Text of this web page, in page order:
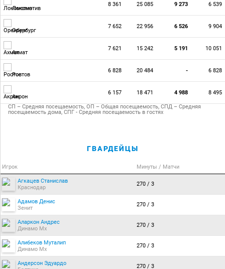
Локомотив
8 361 25 085 9 273 6 539
Оренбург
7 652 22 956 6 526 9 904
Ахмат
7 621 15 242 5 191 10 051
Ростов
6 828 20 484 - 6 828
Акрон
6 157 18 471 4 988 8 495
СП – Средняя посещаемость, ОП – Общая посещаемость, СПД – Средняя
посещаемость дома, СПГ - Средняя посещаемость в гостях
ГВАРДЕЙЦЫ
Игрок Минуты / Матчи
Агкацев Станислав
Краснодар
270 / 3
Адамов Денис
Зенит
270 / 3
Аларкон Андрес
Динамо Мх
270 / 3
Алибеков Муталип
Динамо Мх
270 / 3
Андерсон Эдуардо
270 / 3